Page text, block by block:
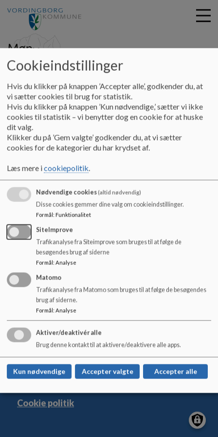
i
Møn Skole
Hjem
Nyt fra skolebestyrelsen
Her kan du læse om nyheder fra skolebestyrelsen
Dokumenter
Møn Skole
Stege: Birkevænget 2, 4780 Stege
Hjertebjerg: Klintevej 237, 4780 Stege
moenskole-stege@vordingborg.dk
+ 45 55 36 34 66 +
45 55 36 32 80
EAN NR.
5798007210922
Tilgængelighedserklæring
Sitemap
Cookie politik
Cookieindstillinger
Hvis du klikker på knappen ’Accepter alle’, godkender du, at
vi sætter cookies til brug for statistik.
Hvis du klikker på knappen ’Kun nødvendige,’ sætter vi ikke
cookies til statistik – vi benytter dog en cookie for at huske
dit valg.
Klikker du på ’Gem valgte’ godkender du, at vi sætter
cookies for de kategorier du har krydset af.
Læs mere icookiepolitik.
Nødvendige cookies(altid nødvendig)
Disse cookies gemmer dine valg om cookieindstillinger.
Formål: Funktionalitet
SiteImprove
Trafikanalyse fra Siteimprove som bruges til at følge de
besøgendes brug af siderne
Formål: Analyse
Matomo
Trafikanalyse fra Matomo som bruges til at følge de besøgendes
brug af siderne.
Formål: Analyse
Aktiver/deaktivér alle
Brug denne kontakt til at aktivere/deaktivere alle apps.
Kun nødvendige Accepter valgte Accepter alle